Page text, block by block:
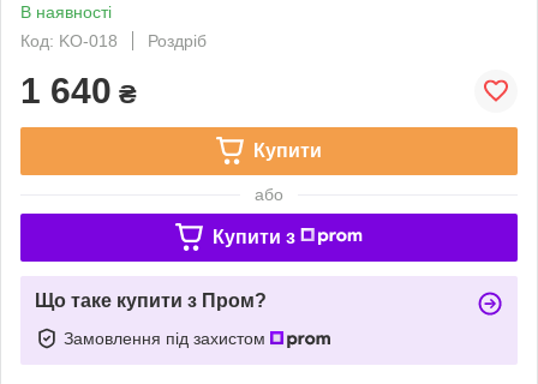
В наявності
Код: KO-018
Роздріб
1 640 ₴
Купити
або
Купити з
Що таке купити з Пром?
Замовлення під захистом